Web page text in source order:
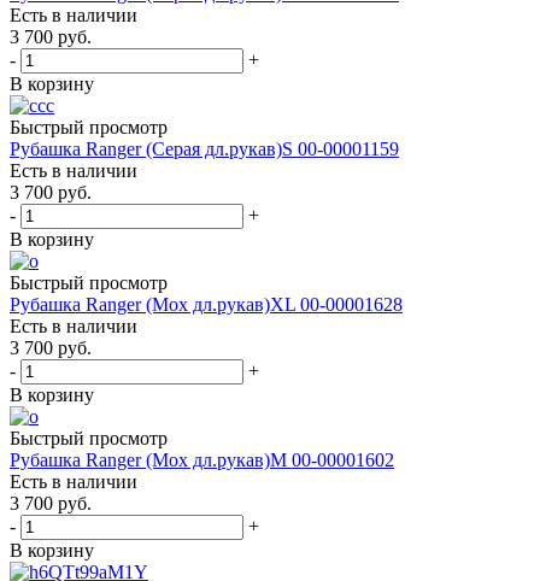
Есть в наличии
3 700 руб.
-
+
В корзину
Быстрый просмотр
Рубашка Ranger (Cерая дл.рукав)S 00-00001159
Есть в наличии
3 700 руб.
-
+
В корзину
Быстрый просмотр
Рубашка Ranger (Мох дл.рукав)XL 00-00001628
Есть в наличии
3 700 руб.
-
+
В корзину
Быстрый просмотр
Рубашка Ranger (Мох дл.рукав)М 00-00001602
Есть в наличии
3 700 руб.
-
+
В корзину